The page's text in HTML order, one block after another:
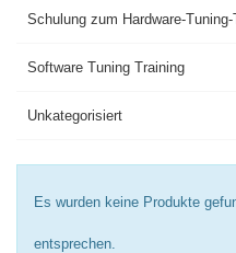
Es wurden keine Produkte
entsprechen.
Schulung zum Hardware-Tuning-
Software Tuning Training
Unkategorisiert